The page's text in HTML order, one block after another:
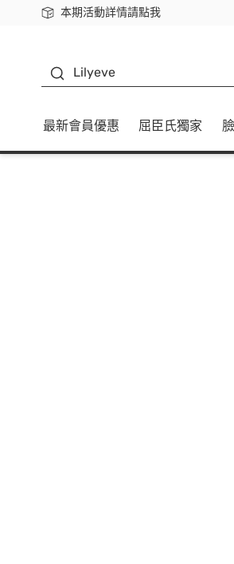
本期活動詳情請點我
下載app最高回饋$350
Lilyeve
最新會員優惠 屈臣氏獨家